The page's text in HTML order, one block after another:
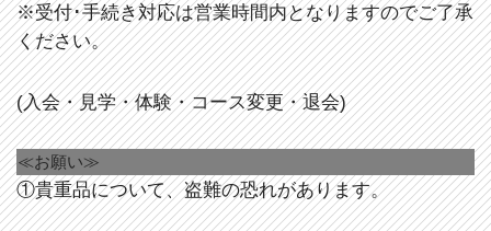
※受付･手続き対応は営業時間内となりますのでご了承
ください。
(入会・見学・体験・コース変更・退会)
≪お願い≫
①貴重品について、盗難の恐れがあります。